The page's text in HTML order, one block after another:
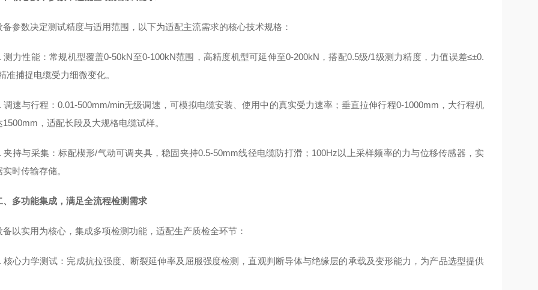
备参数决定测试精度与适用范围，以下为适配主流需求的核心技术规格：
测力性能：常规机型覆盖0-50kN至0-100kN范围，高精度机型可延伸至0-200kN，搭配0.5级/1级测力精度，力值误差≤±0.
准捕捉电缆受力细微变化。
调速与行程：0.01-500mm/min无级调速，可模拟电缆安装、使用中的真实受力速率；垂直拉伸行程0-1000mm，大行程机
，适配长段及大规格电缆试样。
夹持与采集：标配楔形/气动可调夹具，稳固夹持0.5-50mm线径电缆防打滑；100Hz以上采样频率的力与位移传感器，实
时传输存储。
、多功能集成，满足全流程检测需求
备以实用为核心，集成多项检测功能，适配生产质检全环节：
核心力学测试：完成抗拉强度、断裂延伸率及屈服强度检测，直观判断导体与绝缘层的承载及变形能力，为产品选型提供